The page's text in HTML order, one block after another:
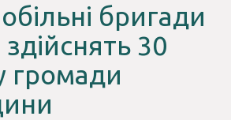
бригади
30
громади